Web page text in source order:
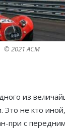
© 2021 ACM
из
не кто
при с